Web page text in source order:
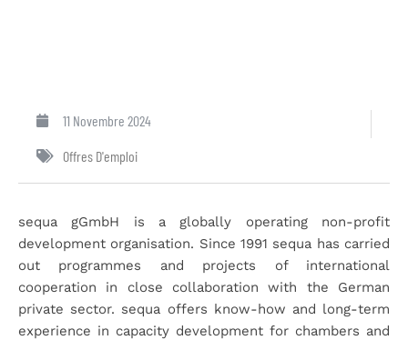
11 Novembre 2024
Offres D'emploi
sequa gGmbH is a globally operating non-profit
development organisation. Since 1991 sequa has carried
out programmes and projects of international
cooperation in close collaboration with the German
private sector. sequa offers know-how and long-term
experience in capacity development for chambers and